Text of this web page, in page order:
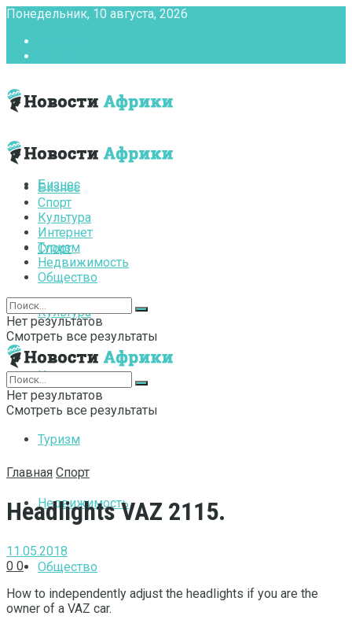
Понедельник, 10 августа, 2026
Бизнес
Спорт
Культура
Интернет
Туризм
Недвижимость
Общество
Бизнес
Спорт
Культура
Интернет
Туризм
Недвижимость
Общество
Нет результатов
Смотреть все результаты
Нет результатов
Смотреть все результаты
Главная Спорт
Headlights VAZ 2115.
11.05.2018
0 0
How to independently adjust the headlights if you are the
owner of a VAZ car.